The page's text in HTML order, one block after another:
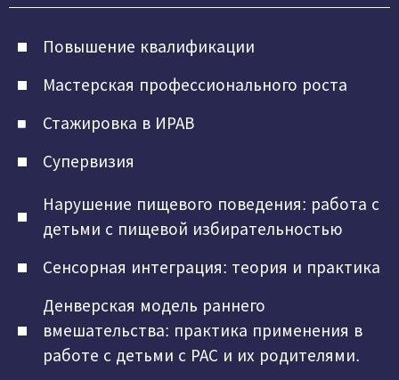
Повышение квалификации
Мастерская профессионального роста
Стажировка в ИРАВ
Супервизия
Нарушение пищевого поведения: работа с
детьми с пищевой избирательностью
Сенсорная интеграция: теория и практика
Денверская модель раннего
вмешательства: практика применения в
работе с детьми с РАС и их родителями.